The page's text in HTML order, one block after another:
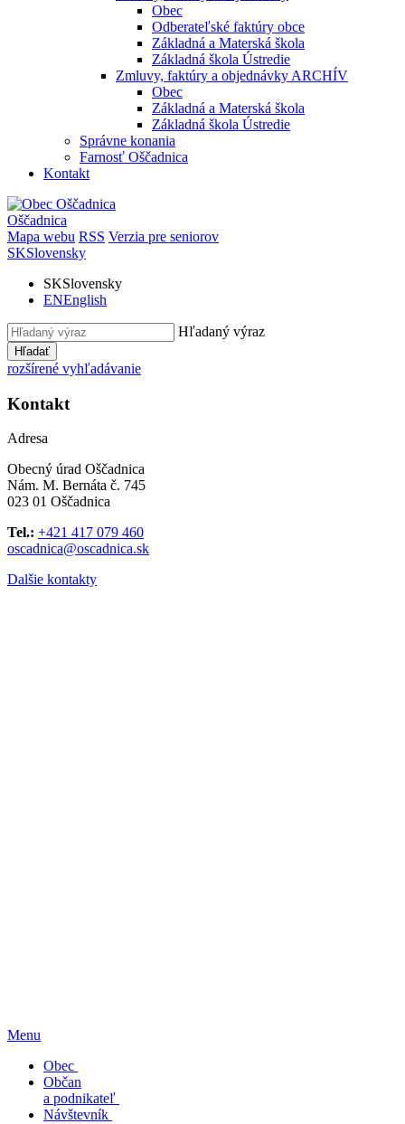
Obec
Odberateľské faktúry obce
Základná a Materská škola
Základná škola Ústredie
Zmluvy, faktúry a objednávky ARCHÍV
Obec
Základná a Materská škola
Základná škola Ústredie
Správne konania
Farnosť Oščadnica
Kontakt
Oščadnica
Mapa webu RSS Verzia pre seniorov
SKSlovensky
SKSlovensky
ENEnglish
Hľadaný výraz
Hľadať
rozšírené vyhľadávanie
Kontakt
Adresa
Obecný úrad Oščadnica
Nám. M. Bernáta č. 745
023 01 Oščadnica
Tel.: +421 417 079 460
oscadnica@oscadnica.sk
Dalšie kontakty
Menu
Obec
Občan
a podnikateľ
Návštevník